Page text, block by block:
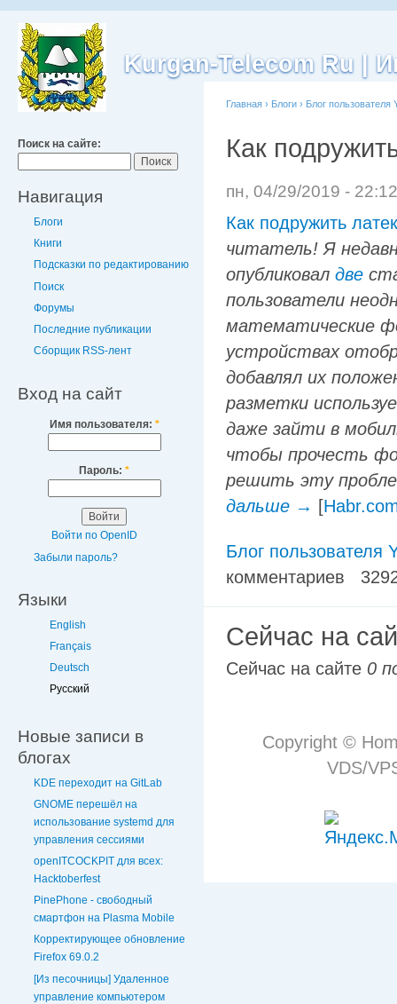
Kurgan-Telecom Ru |
Поиск на сайте:
Навигация
Блоги
Книги
Подсказки по редактированию
Поиск
Форумы
Последние публикации
Сборщик RSS-лент
Вход на сайт
Имя пользователя: *
Пароль: *
Войти по OpenID
Забыли пароль?
Языки
English
Français
Deutsch
Русский
Новые записи в
блогах
KDE переходит на GitLab
GNOME перешёл на
использование systemd для
управления сессиями
openITCOCKPIT для всех:
Hacktoberfest
PinePhone - свободный
смартфон на Plasma Mobile
Корректирующее обновление
Firefox 69.0.2
[Из песочницы] Удаленное
управление компьютером
Главная › Блоги › Блог пользователя
Как
пн, 04/29/2019 -
Как подружить
читатель! Я
опубликовал две
пользователи
математические
устройствах
добавлял их
разметки
даже зайти в
чтобы прочесть
решить эту
дальше → [
Блог пользователя
комментариев
Сейчас на
Сейчас на сайте 0
Copyright ©
VDS/